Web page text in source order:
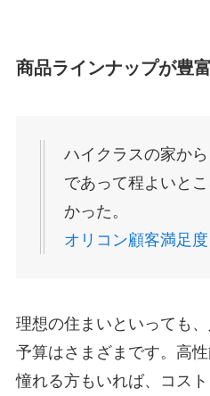
商品ラインナップが豊富
ハイクラスの家か
であって程よいと
かった。
オリコン顧客満足度
理想の住まいといっても
予算はさまざまです。高
憧れる方もいれば、コス